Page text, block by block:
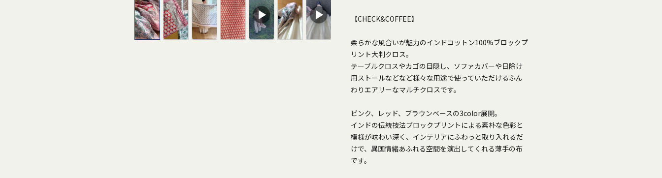
【CHECK&COFFEE】
柔らかな風合いが魅力のインドコットン100%ブロックプ
リント大判クロス。
テーブルクロスやカゴの目隠し、ソファカバーや日除け
用ストールなどなど様々な用途で使っていただけるふん
わりエアリーなマルチクロスです。
ピンク、レッド、ブラウンベースの3color展開。
インドの伝統技法ブロックプリントによる素朴な色彩と
模様が味わい深く、インテリアにふわっと取り入れるだ
けで、異国情緒あふれる空間を演出してくれる薄手の布
です。